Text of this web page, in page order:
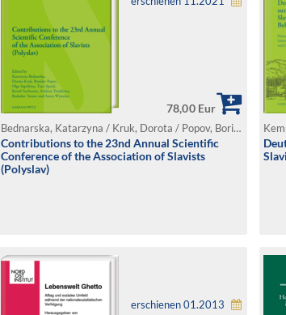
78,00 Eur
Bednarska, Katarzyna / Kruk, Dorota / Popov, Borislav / Saprikina, Olga / Speed, Traci / Szafraniec, Kamil / Terekhova, Svitlana / Tsonev, Radoslav / Wysocka, Aneta (Hg.)
Contributions to the 23nd Annual Scientific
Conference of the Association of Slavists
(Polyslav)
erschienen 01.2013